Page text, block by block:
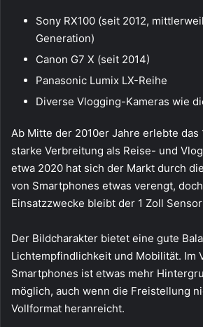
Sony RX100 (seit 2012,
Generation)
Canon G7 X (seit 2014)
Panasonic Lumix LX-Reihe
Diverse Vlogging-Kameras wie
Ab Mitte der 2010er Jahre erlebte das
starke Verbreitung als Reise- und
etwa 2020 hat sich der Markt durch
von Smartphones etwas verengt,
Einsatzzwecke bleibt der 1 Zoll
Der Bildcharakter bietet eine gute
Lichtempfindlichkeit und Mobilität. Im
Smartphones ist etwas mehr
möglich, auch wenn die Freistellung
Vollformat heranreicht.